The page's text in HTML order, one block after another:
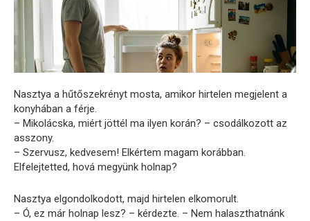
Nasztya a hűtőszekrényt mosta, amikor hirtelen megjelent a
konyhában a férje.
– Mikolácska, miért jöttél ma ilyen korán? – csodálkozott az
asszony.
– Szervusz, kedvesem! Elkértem magam korábban.
Elfelejtetted, hová megyünk holnap?
Nasztya elgondolkodott, majd hirtelen elkomorult.
– Ó, ez már holnap lesz? – kérdezte. – Nem halaszthatnánk